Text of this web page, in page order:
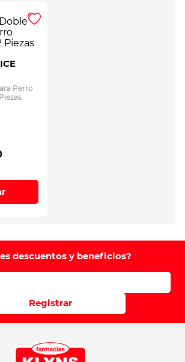
Perro
descuentos y beneficios?
Registrar